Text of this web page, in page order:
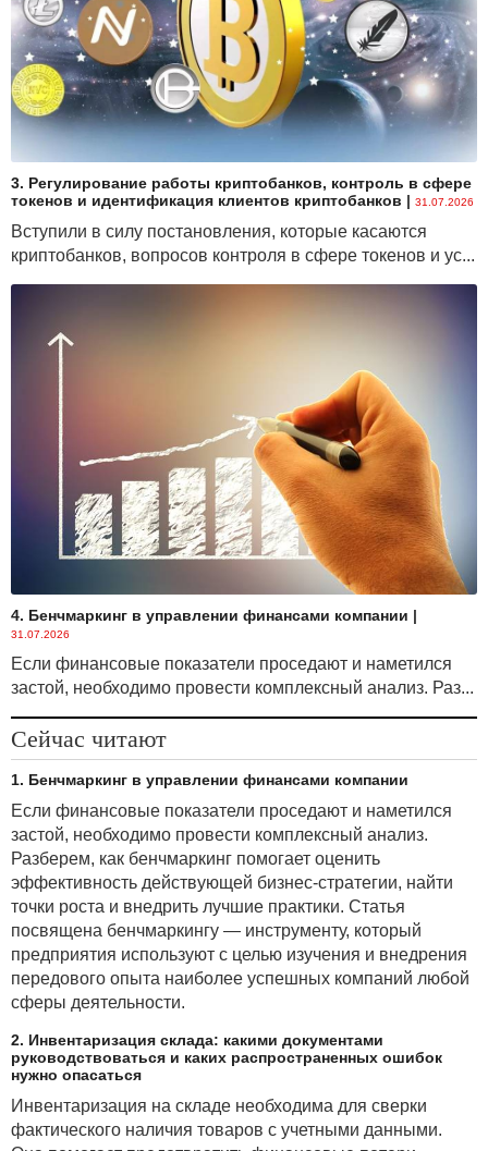
3. Регулирование работы криптобанков, контроль в сфере
токенов и идентификация клиентов криптобанков | 31.07.2026
Вступили в силу постановления, которые касаются
криптобанков, вопросов контроля в сфере токенов и ус...
4. Бенчмаркинг в управлении финансами компании |
31.07.2026
Если финансовые показатели проседают и наметился
застой, необходимо провести комплексный анализ. Раз...
Сейчас читают
1. Бенчмаркинг в управлении финансами компании
Если финансовые показатели проседают и наметился
застой, необходимо провести комплексный анализ.
Разберем, как бенчмаркинг помогает оценить
эффективность действующей бизнес-стратегии, найти
точки роста и внедрить лучшие практики. Статья
посвящена бенчмаркингу — инструменту, который
предприятия используют с целью изучения и внедрения
передового опыта наиболее успешных компаний любой
сферы деятельности.
2. Инвентаризация склада: какими документами
руководствоваться и каких распространенных ошибок
нужно опасаться
Инвентаризация на складе необходима для сверки
фактического наличия товаров с учетными данными.